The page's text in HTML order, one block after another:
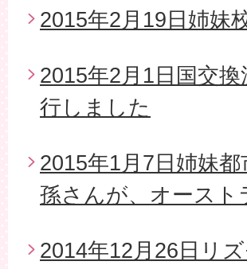
2015年2月19日姉妹
2015年2月1日国交
行しました
2015年1月7日姉妹
孫さんが、オース
2014年12月26日リ